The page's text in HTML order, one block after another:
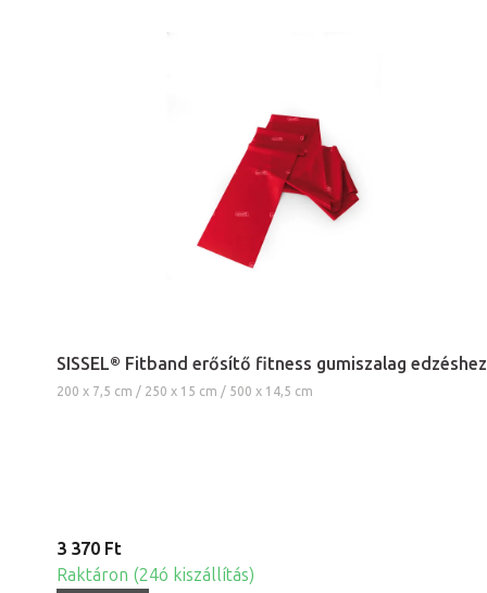
SISSEL® Fitband erősítő fitness gumiszalag edzéshez
200 x 7,5 cm / 250 x 15 cm / 500 x 14,5 cm
3 370 Ft
Raktáron (24ó kiszállítás)